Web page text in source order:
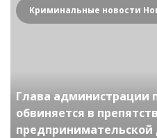
Глава администрации
обвиняется в
предпринимательской